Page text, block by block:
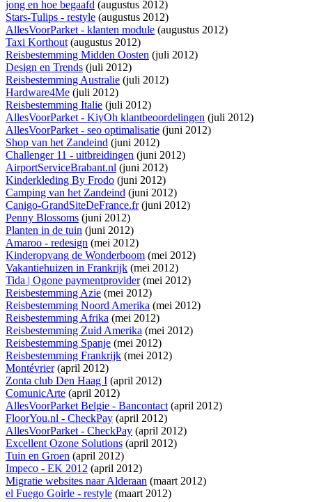
jong en hoe begaafd (augustus 2012)
Stars-Tulips - restyle (augustus 2012)
AllesVoorParket - klanten module (augustus 2012)
Taxi Korthout(augustus 2012)
Reisbestemming Midden Oosten (juli 2012)
Design en Trends (juli 2012)
Reisbestemming Australie (juli 2012)
Hardware4Me (juli 2012)
Reisbestemming Italie (juli 2012)
AllesVoorParket - KiyOh klantbeoordelingen (juli 2012)
AllesVoorParket - seo optimalisatie (juni 2012)
Shop van het Zandeind (juni 2012)
Challenger 11 - uitbreidingen (juni 2012)
AirportServiceBrabant.nl (juni 2012)
Kinderkleding By Frodo (juni 2012)
Camping van het Zandeind (juni 2012)
Canigo-GrandSiteDeFrance.fr(juni 2012)
Penny Blossoms (juni 2012)
Planten in de tuin (juni 2012)
Amaroo - redesign (mei 2012)
Kinderopvang de Wonderboom (mei 2012)
Vakantiehuizen in Frankrijk (mei 2012)
Tida | Ogone paymentprovider(mei 2012)
Reisbestemming Azie (mei 2012)
Reisbestemming Noord Amerika (mei 2012)
Reisbestemming Afrika (mei 2012)
Reisbestemming Zuid Amerika (mei 2012)
Reisbestemming Spanje (mei 2012)
Reisbestemming Frankrijk (mei 2012)
Montévrier(april 2012)
Zonta club Den Haag I (april 2012)
ComunicArte (april 2012)
AllesVoorParket Belgie - Bancontact(april 2012)
FloorYou.nl - CheckPay (april 2012)
AllesVoorParket - CheckPay (april 2012)
Excellent Ozone Solutions (april 2012)
Tuin en Groen (april 2012)
Impeco - EK 2012 (april 2012)
Migratie websites naar Alderaan (maart 2012)
el Fuego Goirle - restyle (maart 2012)